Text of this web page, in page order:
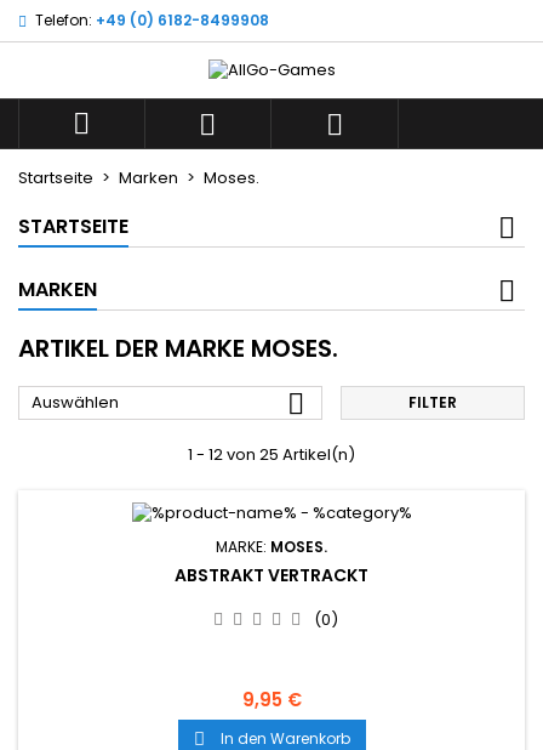
Telefon: +49 (0) 6182-8499908
  
Startseite Marken Moses.
STARTSEITE
MARKEN
ARTIKEL DER MARKE MOSES.
Auswählen  FILTER
1 - 12 von 25 Artikel(n)
MARKE: MOSES.
ABSTRAKT VERTRACKT
(0)
9,95 €
 In den Warenkorb
Wunschliste ×
add_circle_outline
Neue Liste anlegen
((modalTitle)) ×
((confirmMessage))
((cancelText))
((title)) ×
((label))
Anmelden ×
Sie müssen angemeldet sein, um Artikel Ihrer
Wunschliste hinzufügen zu können.